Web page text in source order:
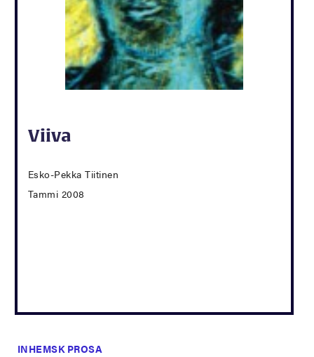
Viiva
Esko-Pekka Tiitinen
Tammi 2008
INHEMSK PROSA